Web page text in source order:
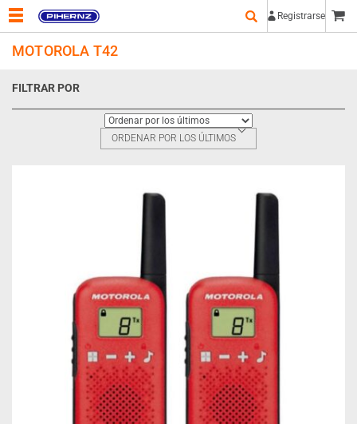
Registrarse
MOTOROLA T42
FILTRAR POR
ORDENAR POR LOS ÚLTIMOS